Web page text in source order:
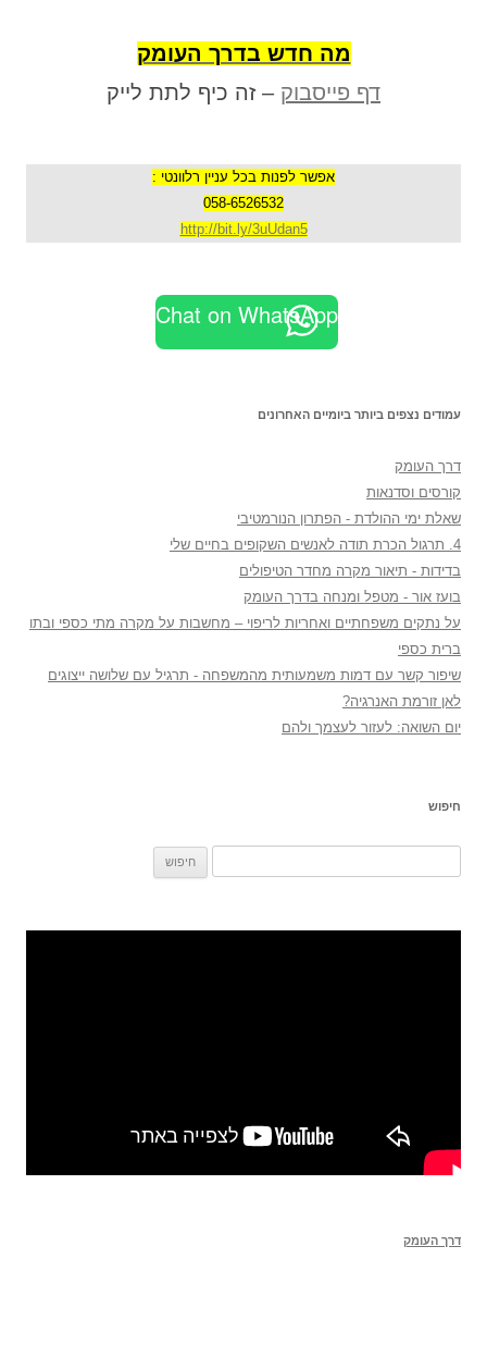
מה חדש בדרך העומק
דף פייסבוק – זה כיף לתת לייק
אפשר לפנות בכל עניין רלוונטי :
058-6526532
http://bit.ly/3uUdan5
Chat on WhatsApp
עמודים נצפים ביותר ביומיים האחרונים
דרך העומק
קורסים וסדנאות
שאלת ימי ההולדת - הפתרון הנורמטיבי
4. תרגול הכרת תודה לאנשים השקופים בחיים שלי
בדידות - תיאור מקרה מחדר הטיפולים
בועז אור - מטפל ומנחה בדרך העומק
על נתקים משפחתיים ואחריות לריפוי – מחשבות על מקרה מתי כספי ובתו
ברית כספי
שיפור קשר עם דמות משמעותית מהמשפחה - תרגיל עם שלושה ייצוגים
לאן זורמת האנרגיה?
יום השואה: לעזור לעצמך ולהם
חיפוש
דרך העומק